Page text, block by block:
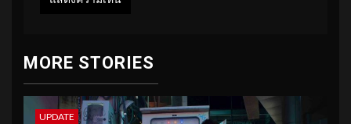
MORE STORIES
UPDATE